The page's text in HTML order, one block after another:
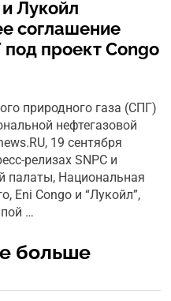
и Лукойл
соглашение
проект Congo
природного газа (СПГ)
нефтегазовой
19 сентября
релизах SNPC и
палаты, Национальная
Eni Congo и “Лукойл”,
…
больше